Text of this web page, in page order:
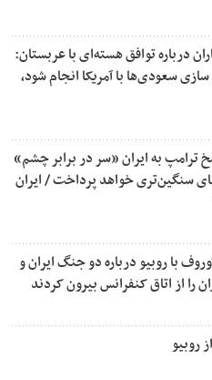
درباره توافق هسته‌ای با عربستان:
سعودی‌ها با آمریکا انجام شود،
ترامپ به ایران «سر در برابر چشم»
سنگین‌تری خواهد پرداخت / ایران
لاوروف با روبیو درباره دو جنگ ایران و
را از اتاق کنفرانس بیرون کردند
روبیو